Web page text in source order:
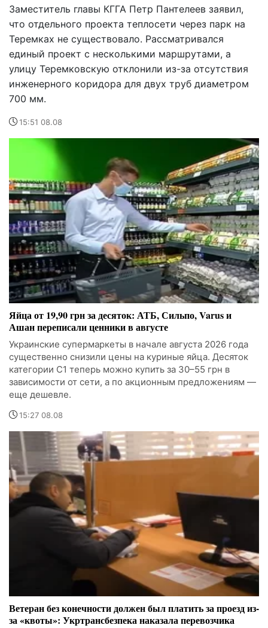
Заместитель главы КГГА Петр Пантелеев заявил,
что отдельного проекта теплосети через парк на
Теремках не существовало. Рассматривался
единый проект с несколькими маршрутами, а
улицу Теремковскую отклонили из-за отсутствия
инженерного коридора для двух труб диаметром
700 мм.
15:51 08.08
Яйца от 19,90 грн за десяток: АТБ, Сильпо, Varus и
Ашан переписали ценники в августе
Украинские супермаркеты в начале августа 2026 года
существенно снизили цены на куриные яйца. Десяток
категории С1 теперь можно купить за 30–55 грн в
зависимости от сети, а по акционным предложениям —
еще дешевле.
15:27 08.08
Ветеран без конечности должен был платить за проезд из-
за «квоты»: Укртрансбезпека наказала перевозчика